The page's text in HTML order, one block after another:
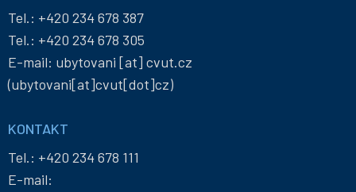
Tel.: +420 234 678 387
Tel.: +420 234 678 305
E-mail: ubytovani [at] cvut.cz
(ubytovani[at]cvut[dot]cz)
KONTAKT
Tel.: +420 234 678 111
E-mail: